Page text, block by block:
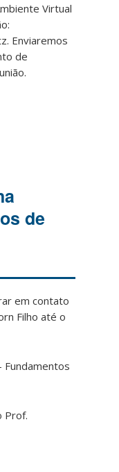
Virtual
Enviaremos
de
de
em contato
Filho até o
Fundamentos
Prof.